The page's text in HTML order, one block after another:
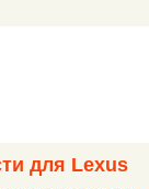
для Lexus